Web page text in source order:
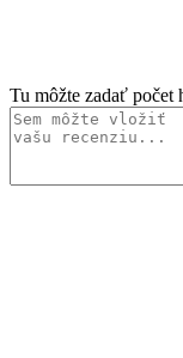
Tu môžte zadať počet